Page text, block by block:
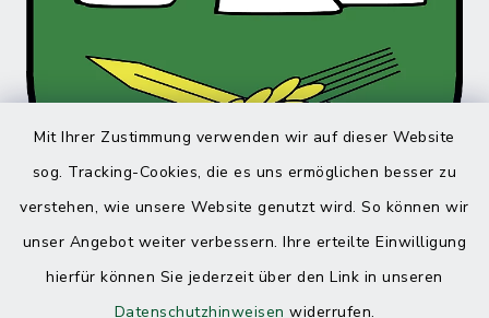
Mit Ihrer Zustimmung verwenden wir auf dieser Website
sog. Tracking-Cookies, die es uns ermöglichen besser zu
verstehen, wie unsere Website genutzt wird. So können wir
unser Angebot weiter verbessern. Ihre erteilte Einwilligung
hierfür können Sie jederzeit über den Link in unseren
Datenschutzhinweisen widerrufen.